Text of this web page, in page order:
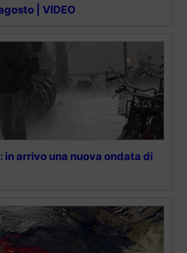
| VIDEO
in arrivo una nuova ondata di